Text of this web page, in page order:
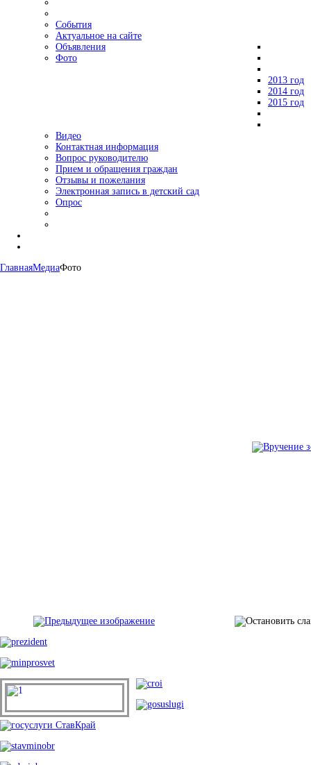
События
Актуальное на сайте
Объявления
Фото
2013 год
2014 год
2015 год
Видео
Контактная информация
Вопрос руководителю
Прием и обращения граждан
Отзывы и пожелания
Электронная запись в детский сад
Опрос
ГлавнаяМедиаФото